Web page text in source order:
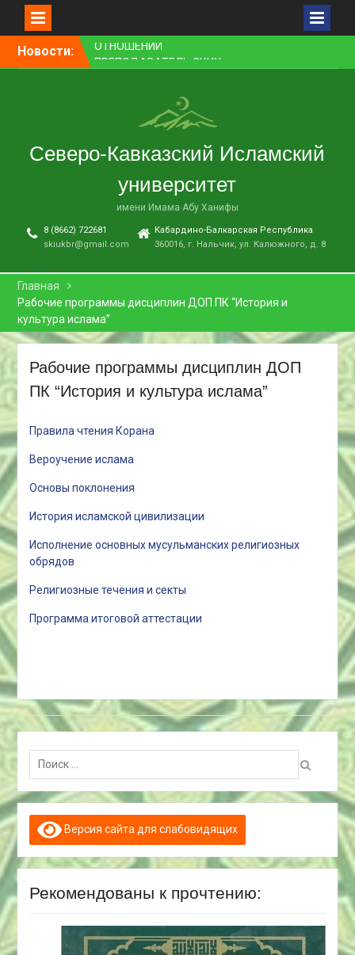
Перейти
Новости:
ПРЕПОДАВАТЕЛЬ СКИУ
ЗАНЯЛ ПЕРВОЕ МЕСТО В
НАУЧНАЯ СТАТЬЯ»
В НАЛЬЧИКЕ СОСТОЯЛСЯ
ПРЕМЬЕРНЫЙ ПОКАЗ
ФИЛЬМА «ОДИН ДЕНЬ
В СКИУ ПРОШЛИ
В АДМИНИСТРАЦИИ Г. О.
НАЛЬЧИК ПРОШЛО
МЕЖНАЦИОНАЛЬНЫХ И
МЕЖКОНФЕССИОНАЛЬНЫХ
ОТНОШЕНИЙ
Северо-Кавказский Исламский
университет
имени Имама Абу Ханифы
8 (8662) 722681
skiukbr@gmail.com
Кабардино-Балкарская Республика
360016, г. Нальчик, ул. Калюжного, д. 8
Главная
Рабочие программы дисциплин ДОП ПК “История и
культура ислама”
Рабочие программы дисциплин ДОП
ПК “История и культура ислама”
Правила чтения Корана
Вероучение ислама
Основы поклонения
История исламской цивилизации
Исполнение основных мусульманских религиозных
обрядов
Религиозные течения и секты
Программа итоговой аттестации
Поиск:
Версия сайта для слабовидящих
Рекомендованы к прочтению: